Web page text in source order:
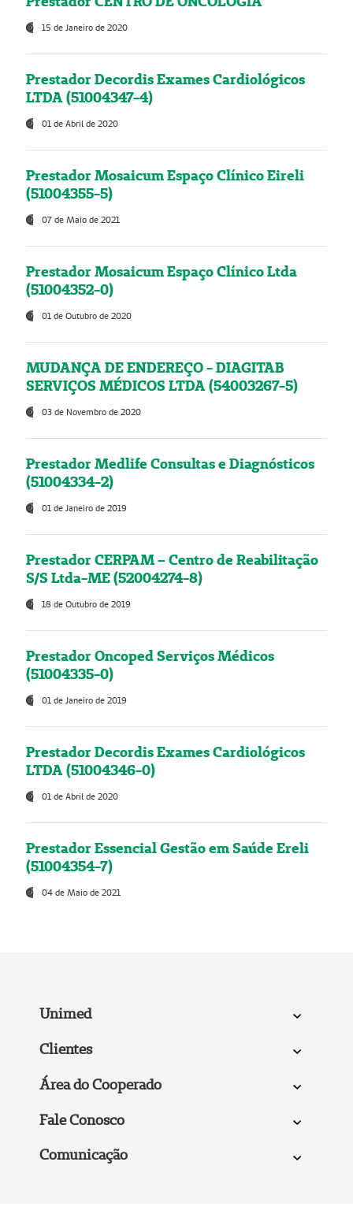
15 de Janeiro de 2020
Prestador Decordis Exames Cardiológicos
LTDA (51004347-4)
01 de Abril de 2020
Prestador Mosaicum Espaço Clínico Eireli
(51004355-5)
07 de Maio de 2021
Prestador Mosaicum Espaço Clínico Ltda
(51004352-0)
01 de Outubro de 2020
MUDANÇA DE ENDEREÇO - DIAGITAB
SERVIÇOS MÉDICOS LTDA (54003267-5)
03 de Novembro de 2020
Prestador Medlife Consultas e Diagnósticos
(51004334-2)
01 de Janeiro de 2019
Prestador CERPAM – Centro de Reabilitação
S/S Ltda-ME (52004274-8)
18 de Outubro de 2019
Prestador Oncoped Serviços Médicos
(51004335-0)
01 de Janeiro de 2019
Prestador Decordis Exames Cardiológicos
LTDA (51004346-0)
01 de Abril de 2020
Prestador Essencial Gestão em Saúde Ereli
(51004354-7)
04 de Maio de 2021
Unimed
Clientes
Área do Cooperado
Fale Conosco
Comunicação